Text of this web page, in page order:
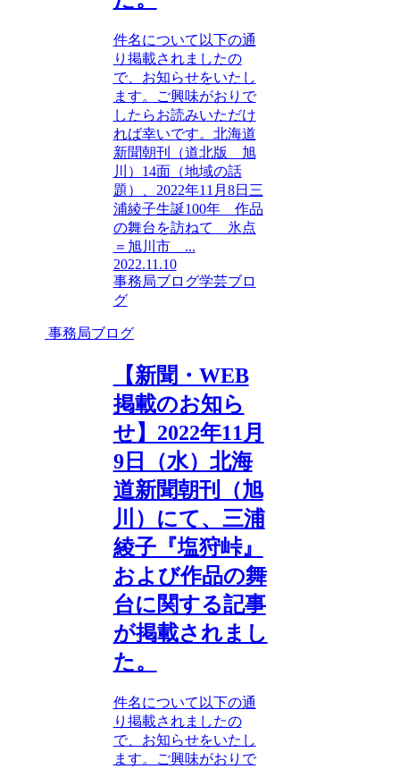
件名について以下の通
り掲載されましたの
で、お知らせをいたし
ます。ご興味がおりで
したらお読みいただけ
れば幸いです。北海道
新聞朝刊（道北版 旭
川）14面（地域の話
題）、2022年11月8日三
浦綾子生誕100年 作品
の舞台を訪ねて 氷点
＝旭川市 ...
2022.11.10
事務局ブログ学芸ブロ
グ
事務局ブログ
【新聞・WEB
掲載のお知ら
せ】2022年11月
9日（水）北海
道新聞朝刊（旭
川）にて、三浦
綾子『塩狩峠』
および作品の舞
台に関する記事
が掲載されまし
た。
件名について以下の通
り掲載されましたの
で、お知らせをいたし
ます。ご興味がおりで